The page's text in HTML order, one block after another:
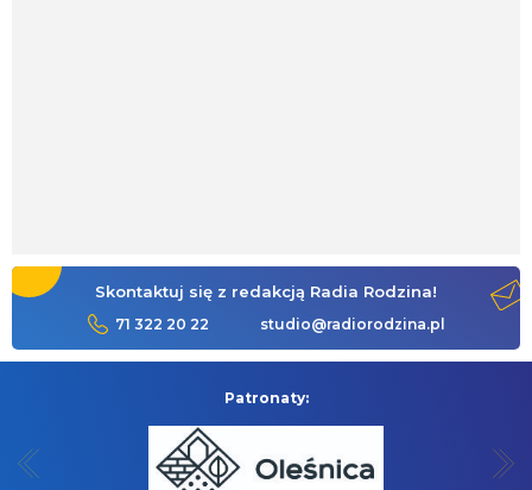
Skontaktuj się z redakcją Radia Rodzina!
71 322 20 22 studio@radiorodzina.pl
Patronaty: